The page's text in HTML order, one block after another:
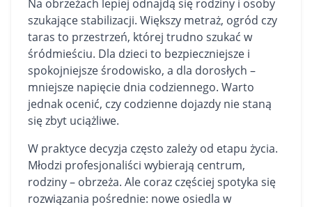
Na obrzeżach lepiej odnajdą się rodziny i osoby
szukające stabilizacji. Większy metraż, ogród czy
taras to przestrzeń, której trudno szukać w
śródmieściu. Dla dzieci to bezpieczniejsze i
spokojniejsze środowisko, a dla dorosłych –
mniejsze napięcie dnia codziennego. Warto
jednak ocenić, czy codzienne dojazdy nie staną
się zbyt uciążliwe.
W praktyce decyzja często zależy od etapu życia.
Młodzi profesjonaliści wybierają centrum,
rodziny – obrzeża. Ale coraz częściej spotyka się
rozwiązania pośrednie: nowe osiedla w